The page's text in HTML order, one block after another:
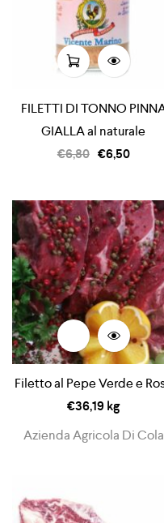
FILETTI DI TONNO
GIALLA al naturale
€6,80 €6,50
Filetto al Pepe Verde e
€36,19 kg
Azienda Agricola Di Cola